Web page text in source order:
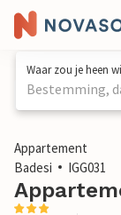
Waar zou je heen
Bestemming,
1 / 17
Appartement
Badesi
IGG031